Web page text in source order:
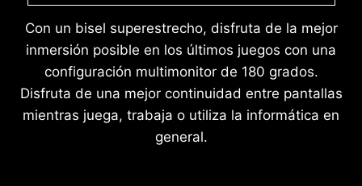
Con un bisel superestrecho, disfruta de la mejor
inmersión posible en los últimos juegos con una
configuración multimonitor de 180 grados.
Disfruta de una mejor continuidad entre pantallas
mientras juega, trabaja o utiliza la informática en
general.